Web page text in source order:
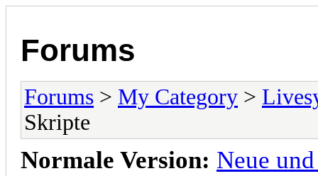
Forums
Forums > My Category >
Skripte
Normale Version: Neue